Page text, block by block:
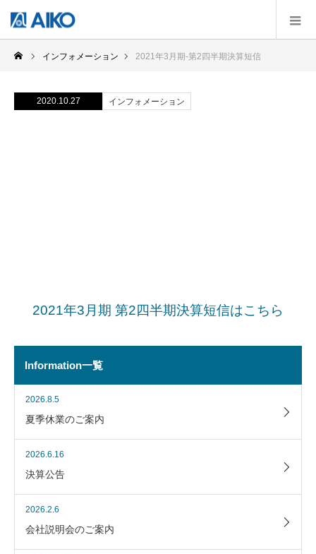
インフォメーション 2021年3月期-第2四半期決算短信
2020.10.27 インフォメーション
2021年3月期 第2四半期決算短信はこちら
Information一覧
2026.8.5
夏季休業のご案内
2026.6.16
決算公告
2026.2.6
会社説明会のご案内